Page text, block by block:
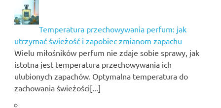
Temperatura przechowywania perfum: jak
utrzymać świeżość i zapobiec zmianom zapachu
Wielu miłośników perfum nie zdaje sobie sprawy, jak
istotna jest temperatura przechowywania ich
ulubionych zapachów. Optymalna temperatura do
zachowania świeżości[...]